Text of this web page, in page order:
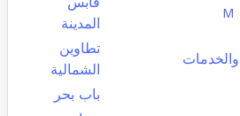
المدينة
تطاوين
الشمالية
باب بحر